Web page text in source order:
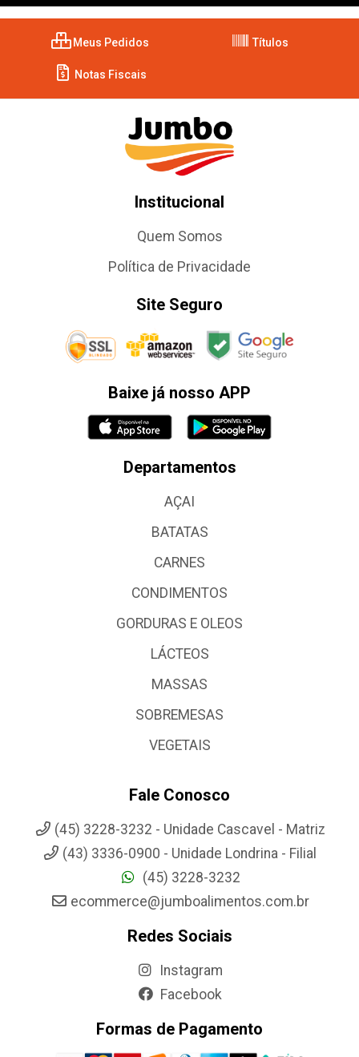
Meus Pedidos Títulos
Notas Fiscais
Institucional
Quem Somos
Política de Privacidade
Site Seguro
Baixe já nosso APP
Departamentos
AÇAI
BATATAS
CARNES
CONDIMENTOS
GORDURAS E OLEOS
LÁCTEOS
MASSAS
SOBREMESAS
VEGETAIS
Fale Conosco
(45) 3228-3232 - Unidade Cascavel - Matriz
(43) 3336-0900 - Unidade Londrina - Filial
(45) 3228-3232
ecommerce@jumboalimentos.com.br
Redes Sociais
Instagram
Facebook
Formas de Pagamento